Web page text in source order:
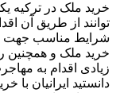
خرید ملک در ترکیه
توانند از طریق آن
شرایط مناسب جهت
خرید ملک و همچنین
زیادی اقدام به
دانستید ایرانیان با